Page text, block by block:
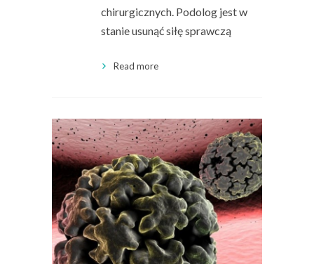
chirurgicznych. Podolog jest w
stanie usunąć siłę sprawczą
Read more